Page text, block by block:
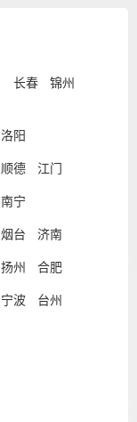
长春
锦州
洛阳
顺德 江门
南宁
烟台 济南
扬州 合肥
宁波 台州